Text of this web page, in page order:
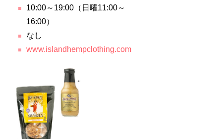
10:00～19:00（日曜11:00～
16:00）
なし
www.islandhempclothing.com